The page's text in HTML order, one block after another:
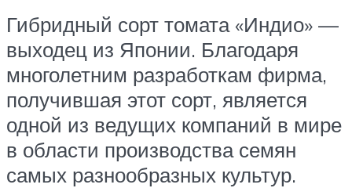
Гибридный сорт томата «Индио» —
выходец из Японии. Благодаря
многолетним разработкам фирма,
получившая этот сорт, является
одной из ведущих компаний в мире
в области производства семян
самых разнообразных культур.